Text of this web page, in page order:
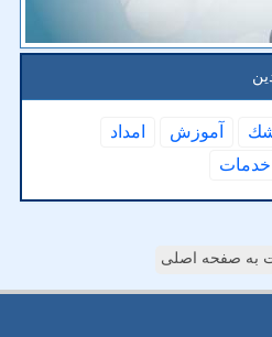
آموزش
امداد
خدمات
به صفحه اصلی